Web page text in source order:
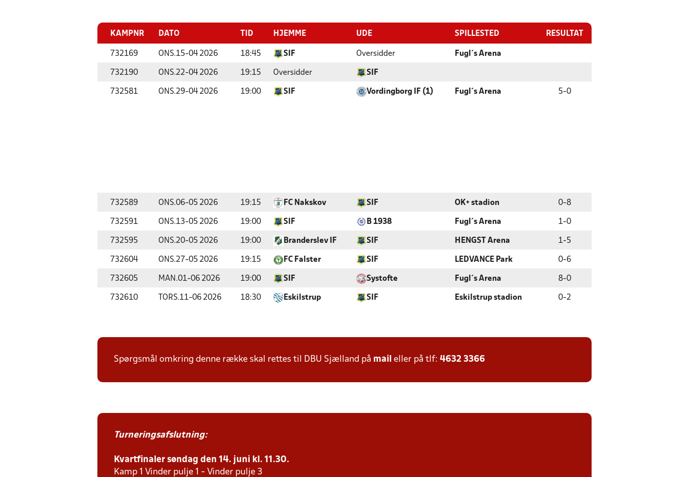
KAMPNR DATO TID HJEMME UDE SPILLESTED RESULTAT
732169 ONS.15-04 2026 18:45 SIF Oversidder Fugl´s Arena
732190 ONS.22-04 2026 19:15 Oversidder SIF
732581 ONS.29-04 2026 19:00 SIF Vordingborg IF (1) Fugl´s Arena 5-0
732589 ONS.06-05 2026 19:15 FC Nakskov SIF OK+ stadion 0-8
732591 ONS.13-05 2026 19:00 SIF B 1938 Fugl´s Arena 1-0
732595 ONS.20-05 2026 19:00 Branderslev IF SIF HENGST Arena 1-5
732604 ONS.27-05 2026 19:15 FC Falster SIF LEDVANCE Park 0-6
732605 MAN.01-06 2026 19:00 SIF Systofte Fugl´s Arena 8-0
732610 TORS.11-06 2026 18:30 Eskilstrup SIF Eskilstrup stadion 0-2
Spørgsmål omkring denne række skal rettes til DBU Sjælland på mail eller på tlf: 4632 3366
Turneringsafslutning:
Kvartfinaler søndag den 14. juni kl. 11.30.
Kamp 1 Vinder pulje 1 - Vinder pulje 3